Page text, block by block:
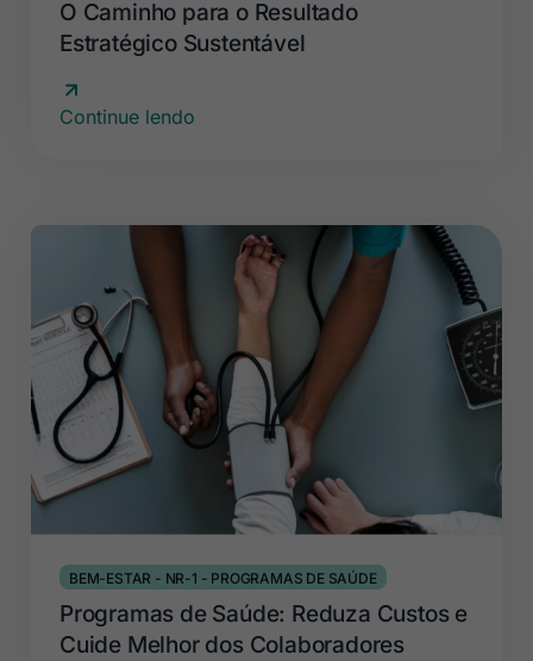
O Caminho para o Resultado
Estratégico Sustentável
Continue lendo
BEM-ESTAR - NR-1 - PROGRAMAS DE SAÚDE
Programas de Saúde: Reduza Custos e
Cuide Melhor dos Colaboradores